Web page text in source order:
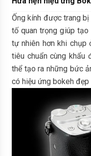
Ống kính được trang
tố quan trọng giúp tạo
tự nhiên hơn khi chụp
tiêu chuẩn cùng khẩu
thể tạo ra những bức
có hiệu ứng bokeh đẹp